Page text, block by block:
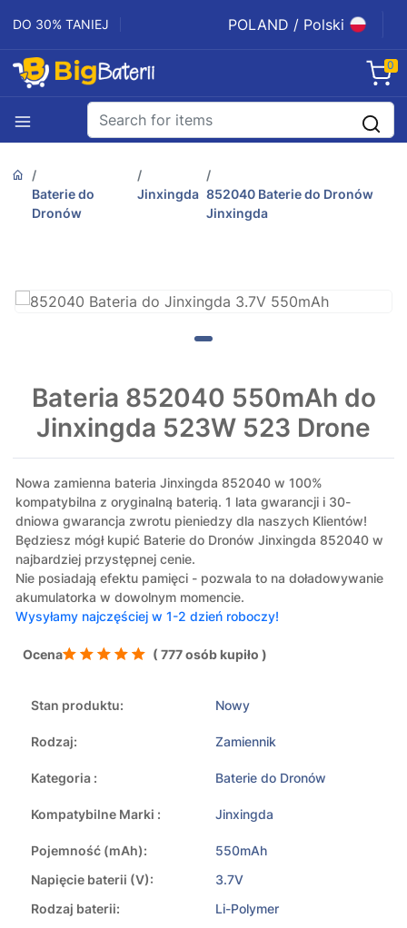
DO 30% TANIEJ POLAND / Polski
0
Baterie do
Dronów
Jinxingda 852040 Baterie do Dronów
Jinxingda
Bateria 852040 550mAh do
Jinxingda 523W 523 Drone
Nowa zamienna bateria Jinxingda 852040 w 100%
kompatybilna z oryginalną baterią. 1 lata gwarancji i 30-
dniowa gwarancja zwrotu pieniedzy dla naszych Klientów!
Będziesz mógł kupić Baterie do Dronów Jinxingda 852040 w
najbardziej przystępnej cenie.
Nie posiadają efektu pamięci - pozwala to na doładowywanie
akumulatorka w dowolnym momencie.
Wysyłamy najczęściej w 1-2 dzień roboczy!
Ocena ( 777 osób kupiło )
Stan produktu: Nowy
Rodzaj: Zamiennik
Kategoria : Baterie do Dronów
Kompatybilne Marki : Jinxingda
Pojemność (mAh):
550mAh
Napięcie baterii (V):
3.7V
Rodzaj baterii:
Li-Polymer